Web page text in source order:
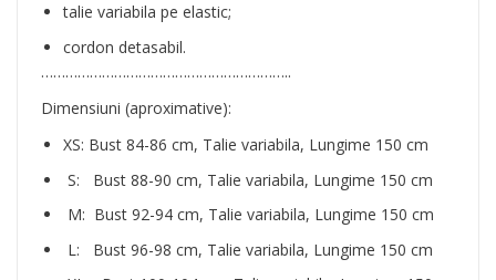
talie variabila pe elastic;
cordon detasabil.
……………………………………………………..
Dimensiuni (aproximative):
XS: Bust 84-86 cm, Talie variabila, Lungime 150 cm
S: Bust 88-90 cm, Talie variabila, Lungime 150 cm
M: Bust 92-94 cm, Talie variabila, Lungime 150 cm
L: Bust 96-98 cm, Talie variabila, Lungime 150 cm